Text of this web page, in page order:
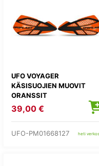
UFO VOYAGER
KÄSISUOJIEN MUOVIT
ORANSSIT
39,00 €
UFO-PM01668127 heti